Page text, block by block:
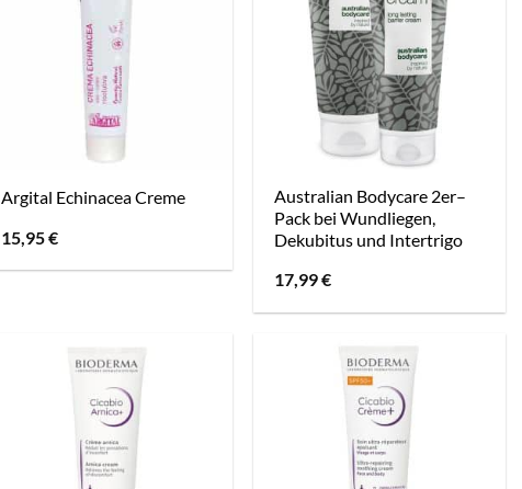
Argital Echinacea Creme
15,95€
Australian Bodycare 2er–
Pack bei Wundliegen,
Dekubitus und Intertrigo
17,99€